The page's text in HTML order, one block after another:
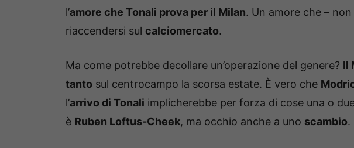
l’amore che Tonali prova per il Milan. Un amore che –
riaccendersi sul calciomercato.
Ma come potrebbe decollare un’operazione del genere? Il
tanto sul centrocampo la scorsa estate. È vero che
l’arrivo di Tonali implicherebbe per forza di cose una o
è Ruben Loftus-Cheek, ma occhio anche a uno scambio.